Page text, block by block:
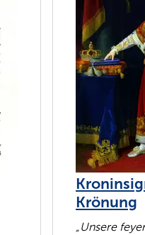
Krönung
„Unsere